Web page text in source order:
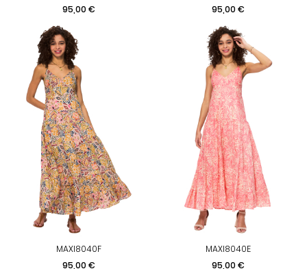
Prix
95,00 €
Prix
95,00 €
MAXI8040F
Prix
95,00 €
MAXI8040E
Prix
95,00 €